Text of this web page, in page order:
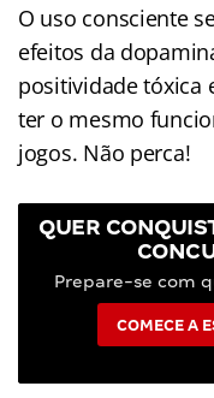
O uso consciente
efeitos da
positividade tóxica
ter o mesmo
jogos. Não perca!
QUER
Prepare-se com
COMECE A